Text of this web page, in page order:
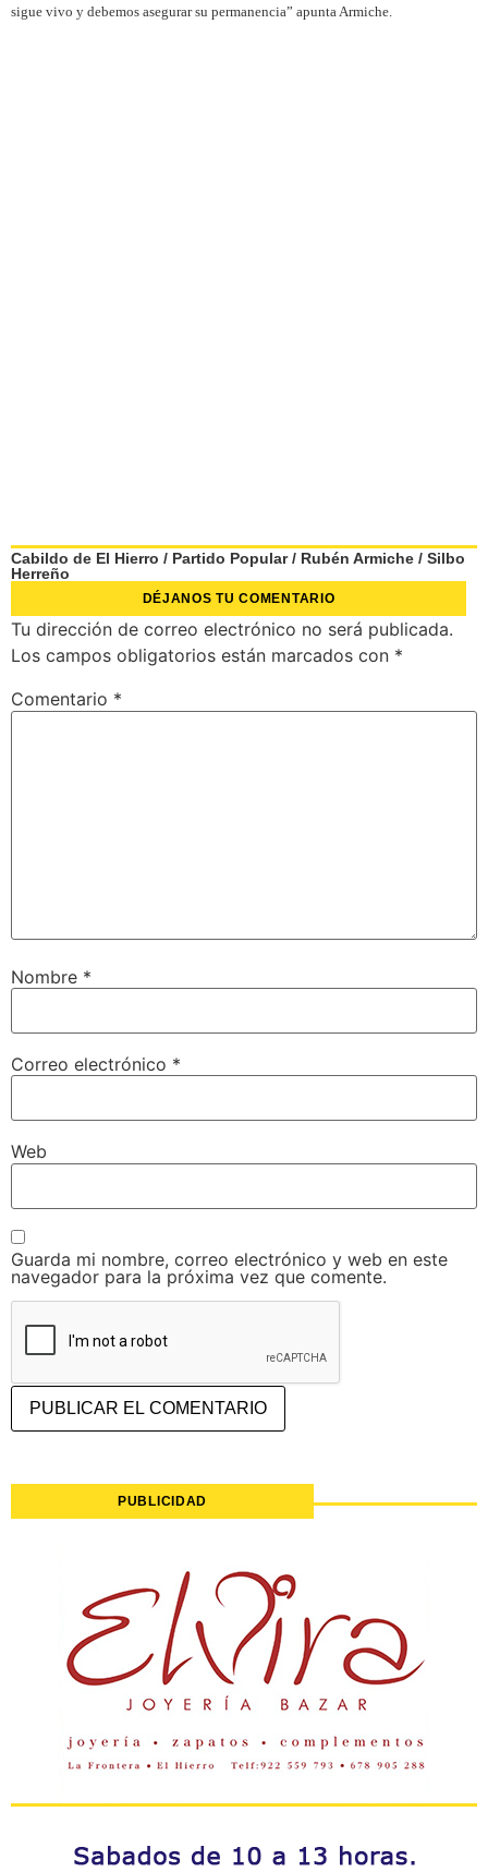
sigue vivo y debemos asegurar su permanencia” apunta Armiche.
Cabildo de El Hierro / Partido Popular/ Rubén Armiche / Silbo
Herreño
DÉJANOS TU COMENTARIO
Tu dirección de correo electrónico no será publicada.
Los campos obligatorios están marcados con *
Comentario *
Nombre *
Correo electrónico *
Web
Guarda mi nombre, correo electrónico y web en este
navegador para la próxima vez que comente.
PUBLICIDAD